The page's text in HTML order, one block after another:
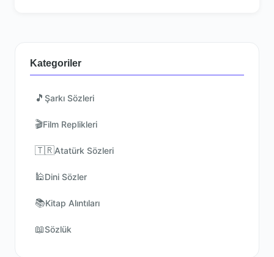
Kategoriler
🎵 Şarkı Sözleri
🎬Film Replikleri
🇹🇷Atatürk Sözleri
🕌Dini Sözler
📚Kitap Alıntıları
📖Sözlük